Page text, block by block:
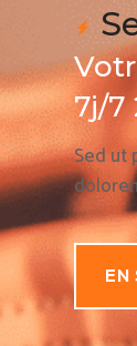
7j/7
Sed ut
EN